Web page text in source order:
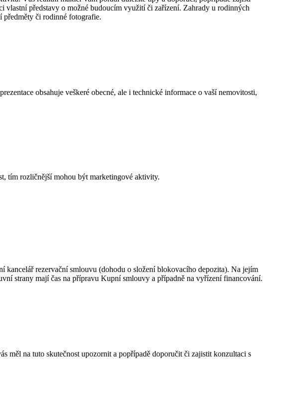
vlastní představy o možné budoucím využití či zařízení. Zahrady u rodinných
předměty či rodinné fotografie.
obsahuje veškeré obecné, ale i technické informace o vaší nemovitosti,
tím rozličnější mohou být marketingové aktivity.
kancelář rezervační smlouvu (dohodu o složení blokovacího depozita). Na jejím
strany mají čas na přípravu Kupní smlouvy a případně na vyřízení financování.
měl na tuto skutečnost upozornit a popřípadě doporučit či zajistit konzultaci s